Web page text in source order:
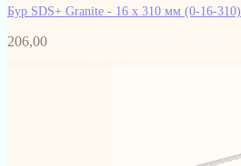
Бур SDS+ Granite - 16 х 310 мм (0-16-310)
206,00